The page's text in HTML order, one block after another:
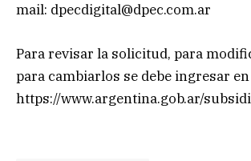
mail: dpecdigital@dpec.com.ar
Para revisar la solicitud, para
para cambiarlos se debe ingresar en
https://www.argentina.gob.ar/